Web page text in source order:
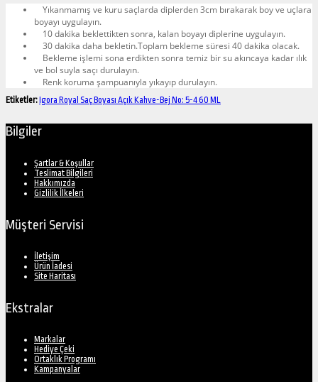
Yıkanmamış ve kuru saçlarda diplerden 3cm bırakarak boy ve uçlara
boyayı uygulayın.
10 dakika beklettikten sonra, kalan boyayı diplerine uygulayın.
30 dakika daha bekletin.Toplam bekleme süresi 40 dakika olacak.
Bekleme işlemi sona erdikten sonra temiz bir su akıncaya kadar ılık
ve bol suyla saçı durulayın.
Renk koruma şampuanıyla yıkayıp durulayın.
Etiketler:Igora Royal Saç Boyası Açık Kahve-Bej No: 5-4 60 ML
Bilgiler
Şartlar & Koşullar
Teslimat Bilgileri
Hakkımızda
Gizlilik İlkeleri
Müşteri Servisi
İletişim
Ürün İadesi
Site Haritası
Ekstralar
Markalar
Hediye Çeki
Ortaklık Programı
Kampanyalar